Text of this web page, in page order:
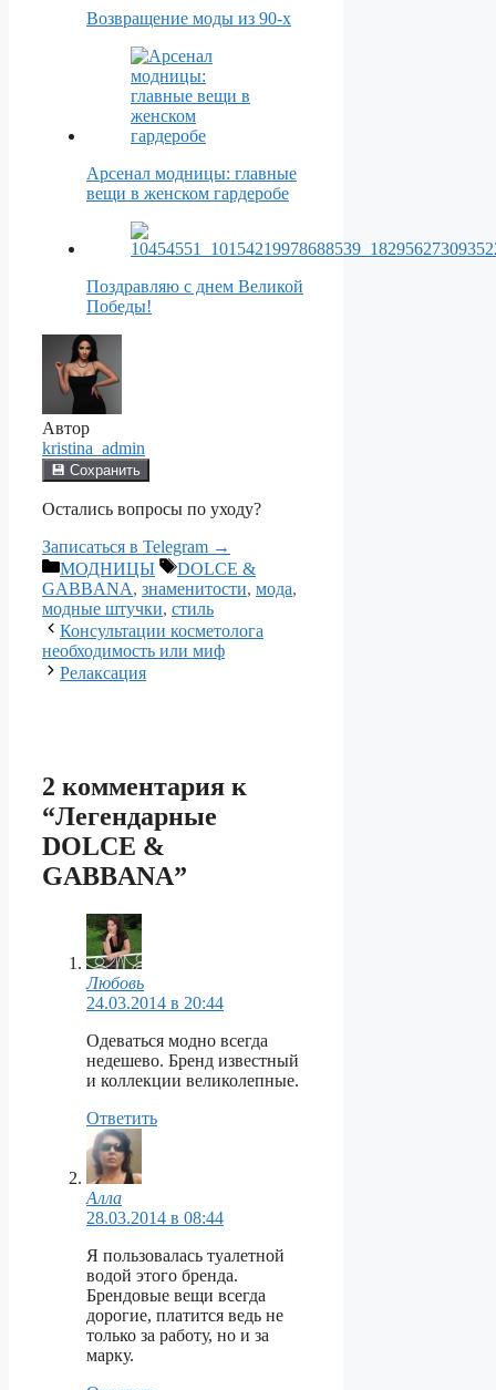
Возвращение моды из 90-х
Арсенал модницы: главные
вещи в женском гардеробе
Поздравляю с днем Великой
Победы!
Автор
kristina_admin
💾 Сохранить
Остались вопросы по уходу?
Записаться в Telegram →
Рубрики
МОДНИЦЫ Метки
DOLCE &
GABBANA, знаменитости, мода,
модные штучки, стиль
Консультации косметолога
необходимость или миф
Релаксация
2 комментария к
“Легендарные
DOLCE &
GABBANA”
Любовь
24.03.2014 в 20:44
Одеваться модно всегда
недешево. Бренд известный
и коллекции великолепные.
Ответить
Алла
28.03.2014 в 08:44
Я пользовалась туалетной
водой этого бренда.
Брендовые вещи всегда
дорогие, платится ведь не
только за работу, но и за
марку.